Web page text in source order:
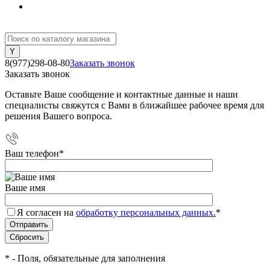
8(977)298-08-80Заказать звонок
Заказать звонок
Оставьте Ваше сообщение и контактные данные и наши
специалисты свяжутся с Вами в ближайшее рабочее время для
решения Вашего вопроса.
Ваш телефон*
Ваше имя
Я согласен на обработку персональных данных.*
* - Поля, обязательные для заполнения